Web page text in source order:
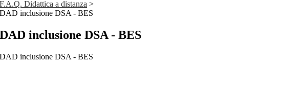
F.A.Q. Didattica a distanza >
DAD inclusione DSA - BES
DAD inclusione DSA - BES
DAD inclusione DSA - BES